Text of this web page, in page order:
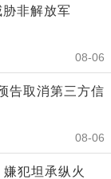
非解放军
08-06
告取消第三方信
08-06
犯坦承纵火